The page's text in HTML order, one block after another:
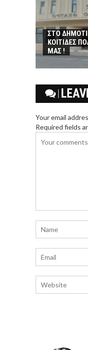
ΣΤΟ
ΚΟΙΤΙΔΕΣ
ΜΑΣ !
Your email
Required fields